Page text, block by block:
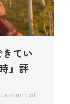
てい
』評
a comment